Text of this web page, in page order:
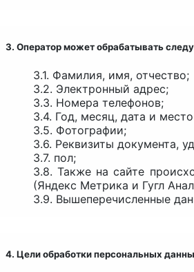
3. Оператор может обрабатывать
3.1. Фамилия, имя, отчество;
3.2. Электронный адрес;
3.3. Номера телефонов;
3.4. Год, месяц, дата и
3.5. Фотографии;
3.6. Реквизиты документа,
3.7. пол;
3.8. Также на сайте
(Яндекс Метрика и Гугл
3.9. Вышеперечисленные
4. Цели обработки персональных